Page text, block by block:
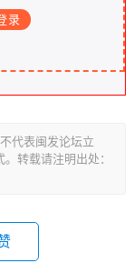
录
代表闽发论坛立
转载请注明出处：